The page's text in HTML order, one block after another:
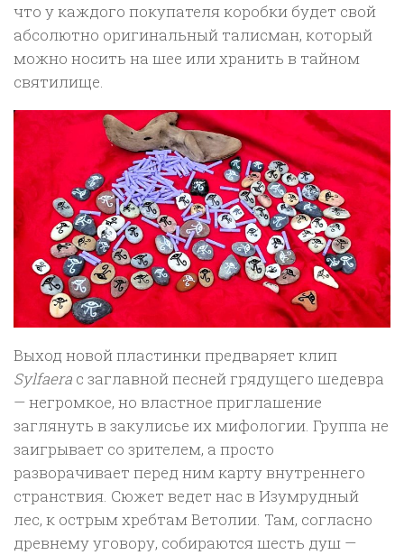
что у каждого покупателя коробки будет свой
абсолютно оригинальный талисман, который
можно носить на шее или хранить в тайном
святилище.
Выход новой пластинки предваряет клип
Sylfaera с заглавной песней грядущего шедевра
— негромкое, но властное приглашение
заглянуть в закулисье их мифологии. Группа не
заигрывает со зрителем, а просто
разворачивает перед ним карту внутреннего
странствия. Сюжет ведет нас в Изумрудный
лес, к острым хребтам Ветолии. Там, согласно
древнему уговору, собираются шесть душ —